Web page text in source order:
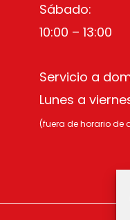
Sábado:
10:00 – 13:00
Servicio a
Lunes a
(fuera de horario de